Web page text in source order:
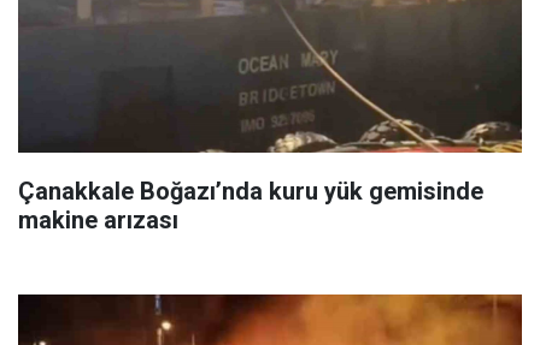
Çanakkale Boğazı’nda kuru yük gemisinde
makine arızası